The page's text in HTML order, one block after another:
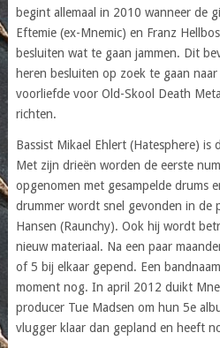
begint allemaal in 2010 wanneer de
Eftemie (ex-Mnemic) en Franz
besluiten wat te gaan jammen. Dit
heren besluiten op zoek te gaan
voorliefde voor Old-Skool Death
richten.
Bassist Mikael Ehlert (Hatesphere) is
Met zijn drieën worden de eerste
opgenomen met gesampelde drums
drummer wordt snel gevonden in de
Hansen (Raunchy). Ook hij wordt
nieuw materiaal. Na een paar
of 5 bij elkaar gepend. Een
moment nog. In april 2012 duikt
producer Tue Madsen om hun 5e
vlugger klaar dan gepland en heeft